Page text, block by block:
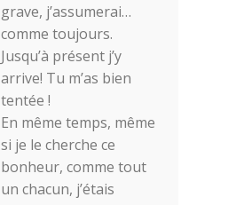
grave, j’assumerai…
comme toujours.
Jusqu’à présent j’y
arrive! Tu m’as bien
tentée !
En même temps, même
si je le cherche ce
bonheur, comme tout
un chacun, j’étais